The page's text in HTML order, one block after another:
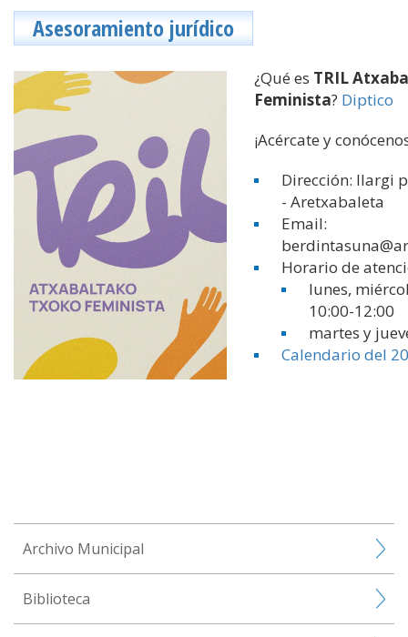
Asesoramiento jurídico
¿Qué es TRIL
Feminista? Diptico
¡Acércate y
Dirección: Ilargi
- Aretxabaleta
Email:
Horario de
lunes,
10:00-12:00
martes y
Calendario del
Archivo Municipal
Biblioteca